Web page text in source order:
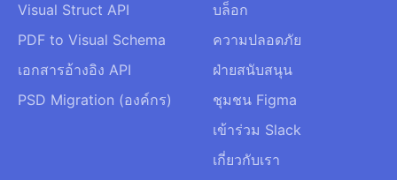
Visual Struct API
PDF to Visual Schema
เอกสารอ้างอิง API
PSD Migration (องค์กร)
บล็อก
ความปลอดภัย
ฝ่ายสนับสนุน
ชุมชน Figma
เข้าร่วม Slack
เกี่ยวกับเรา